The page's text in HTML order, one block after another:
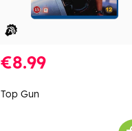
€8.99
Top Gun